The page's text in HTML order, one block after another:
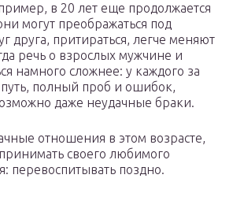
в 20 лет еще продолжается
могут преображаться под
друга, притираться, легче меняют
речь о взрослых мужчине и
намного сложнее: у каждого за
полный проб и ошибок,
даже неудачные браки.
отношения в этом возрасте,
своего любимого
перевоспитывать поздно.